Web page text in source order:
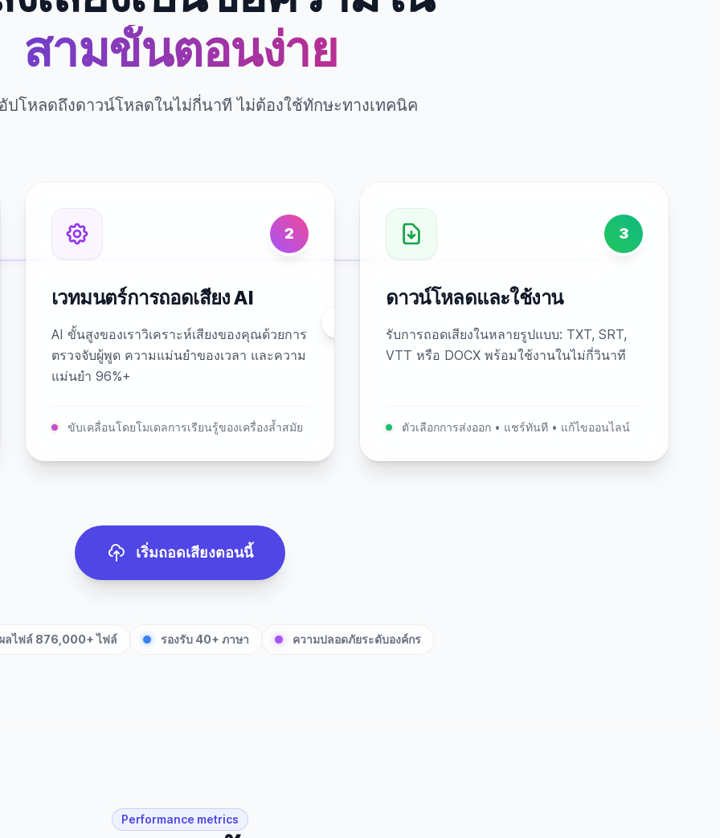
สามขั้นตอนง่าย
ปโหลดถึงดาวน์โหลดในไม่กี่นาที ไม่ต้องใช้ทักษะทางเทคนิค
2
เวทมนตร์การถอดเสียง AI
AI ขั้นสูงของเราวิเคราะห์เสียงของคุณด้วยการ
ตรวจจับผู้พูด ความแม่นยำของเวลา และความ
แม่นยำ 96%+
ขับเคลื่อนโดยโมเดลการเรียนรู้ของเครื่องล้ำสมัย
3
ดาวน์โหลดและใช้งาน
รับการถอดเสียงในหลายรูปแบบ: TXT, SRT,
VTT หรือ DOCX พร้อมใช้งานในไม่กี่วินาที
ตัวเลือกการส่งออก • แชร์ทันที • แก้ไขออนไลน์
เริ่มถอดเสียงตอนนี้
ลไฟล์ 876,000+ ไฟล์ รองรับ 40+ ภาษา ความปลอดภัยระดับองค์กร
Performance metrics